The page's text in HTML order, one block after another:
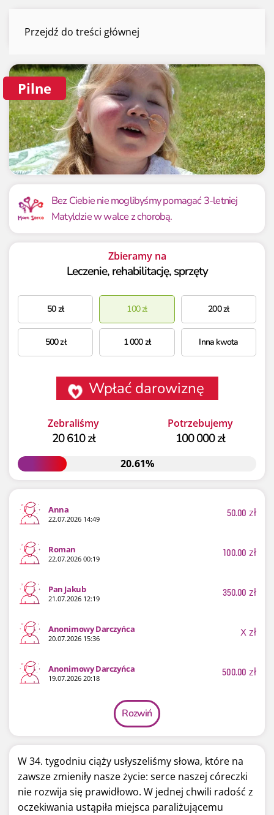
Przejdź do treści głównejMatylda Mańka
Pilne
Mamy już
20 610 zł
Potrzebujemy
100 000 zł
20.61% 20.61%
Bez Ciebie nie moglibyśmy pomagać 3-letniej
Matyldzie w walce z chorobą.
Zbieramy na
Leczenie, rehabilitację, sprzęty
50zł 100zł 200zł
500zł 1 000zł Inna kwota
Wpłać darowiznę
Zebraliśmy
20 610 zł
Potrzebujemy
100 000 zł
20.61%
20.61%
Anna
22.07.2026 14:49 50.00 zł
Roman
22.07.2026 00:19 100.00 zł
Pan Jakub
21.07.2026 12:19 350.00 zł
Anonimowy Darczyńca
20.07.2026 15:36 Xzł
Anonimowy Darczyńca
19.07.2026 20:18 500.00 zł
Rozwiń
W 34. tygodniu ciąży usłyszeliśmy słowa, które na
zawsze zmieniły nasze życie: serce naszej córeczki
nie rozwija się prawidłowo. W jednej chwili radość z
oczekiwania ustąpiła miejsca paraliżującemu